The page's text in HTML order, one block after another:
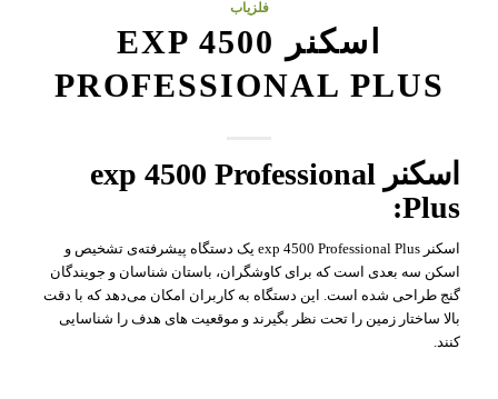
فلزیاب
اسکنر EXP 4500
PROFESSIONAL PLUS
اسکنر exp 4500 Professional
Plus:
اسکنر exp 4500 Professional Plus یک دستگاه پیشرفته‌ی تشخیص و
اسکن سه‌ بعدی است که برای کاوشگران، باستان‌ شناسان و جویندگان
گنج طراحی شده است. این دستگاه به کاربران امکان می‌دهد که با دقت
بالا ساختار زمین را تحت نظر بگیرند و موقعیت‌ های هدف را شناسایی
کنند.